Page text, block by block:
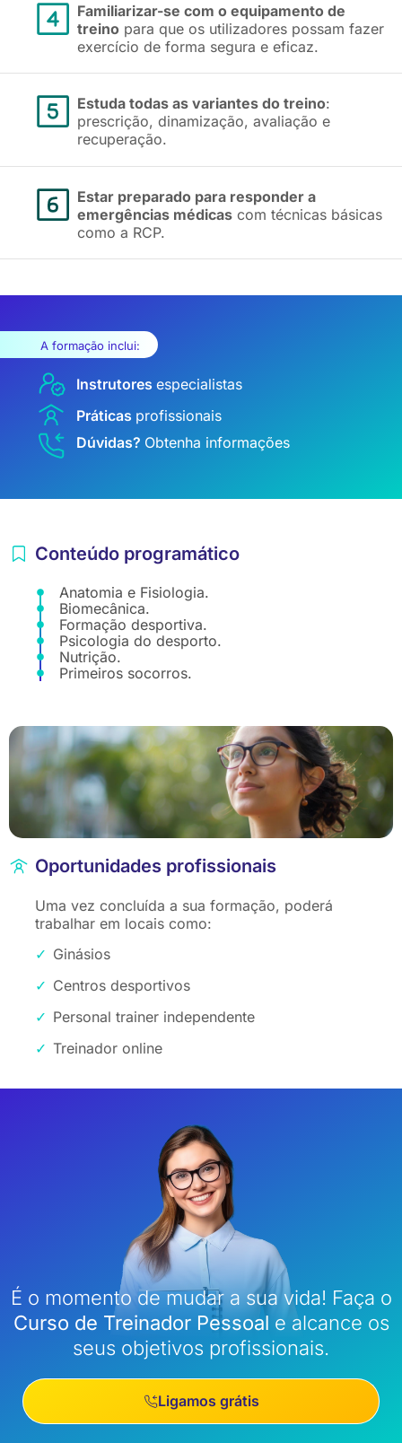
Familiarizar-se com o equipamento de
treino para que os utilizadores possam fazer
exercício de forma segura e eficaz.
Estuda todas as variantes do treino:
prescrição, dinamização, avaliação e
recuperação.
Estar preparado para responder a
emergências médicas com técnicas básicas
como a RCP.
A formação inclui:
Instrutores especialistas
Práticas profissionais
Dúvidas? Obtenha informações
Conteúdo programático
Anatomia e Fisiologia.
Biomecânica.
Formação desportiva.
Psicologia do desporto.
Nutrição.
Primeiros socorros.
Oportunidades profissionais
Uma vez concluída a sua formação, poderá
trabalhar em locais como:
Ginásios
Centros desportivos
Personal trainer independente
Treinador online
É o momento de mudar a sua vida! Faça o
Curso de Treinador Pessoal e alcance os
seus objetivos profissionais.
Ligamos grátis